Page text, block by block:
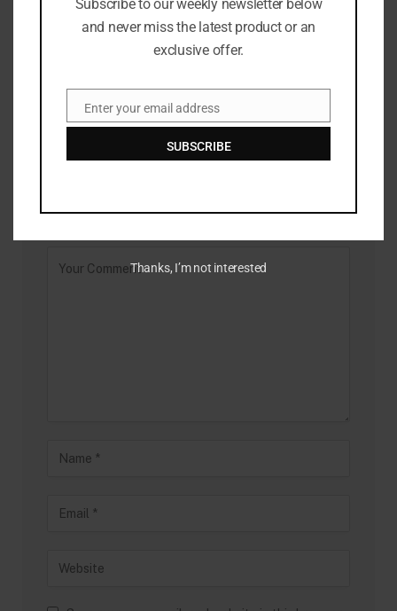
Shein mengalami kerugian $99 juta karena tarif Trump
menekan penjualan
JULY 27, 2026
LEAVE A REPLY
Subscribe to our weekly newsletter below
and never miss the latest product or an
exclusive offer.
EmailEnter your email address
SUBSCRIBE
Thanks, I’m not interested